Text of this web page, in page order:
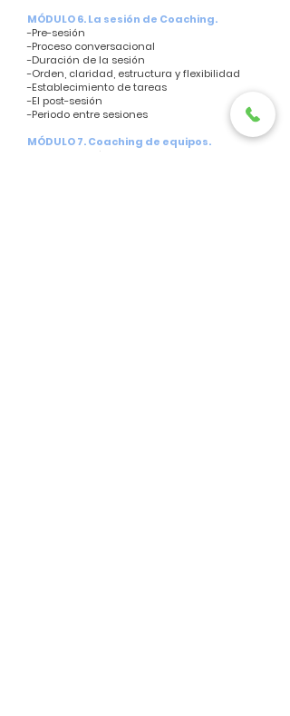
MÓDULO 6. La sesión de Coaching.
-Pre-sesión
-Proceso conversacional
-Duración de la sesión
-Orden, claridad, estructura y flexibilidad
-Establecimiento de tareas
-El post-sesión
-Periodo entre sesiones
MÓDULO 7. Coaching de equipos.
-Detectando áreas de mejora